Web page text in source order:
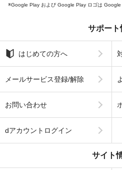
Google Play および Google Play ロゴは Google
サポート
はじめての方へ
メールサービス登録/解除
お問い合わせ
dアカウントログイン
サイト